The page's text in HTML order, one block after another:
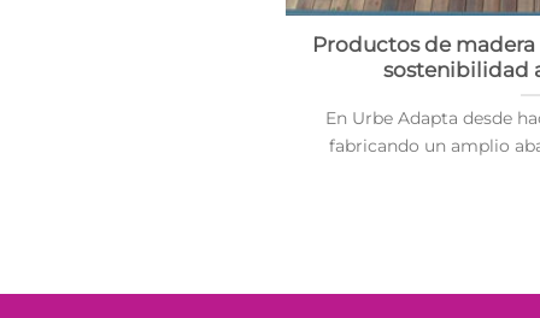
Productos de
sostenibilidad
En Urbe Adapta desde
fabricando un amplio